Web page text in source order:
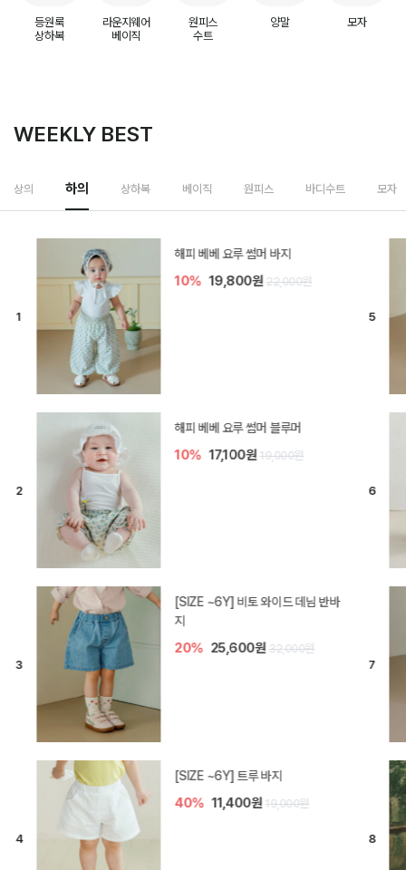
등원룩
상하복
라운지웨어
베이직
원피스
수트
양말 모자
WEEKLY BEST
상의 하의 상하복 베이직 원피스 바디수트 모자
[SIZE ~6Y] 델린 린넨 바지
10% 21,600원 24,000원
듀이 아기 바지
20% 15,200원 19,000원
[SIZE ~6Y] 라핀 카프리 팬츠
30%
엘로디 니트 아기 바지
30% 14,000원 20,000원